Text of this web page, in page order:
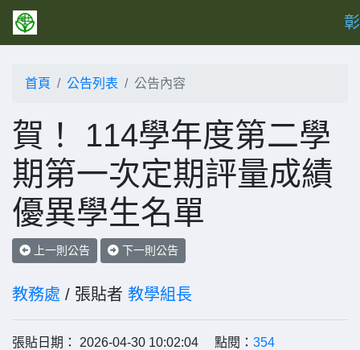
首頁 公告列表 公告內容
賀！ 114學年度第二學
期第一次定期評量成績
優異學生名單
上一則公告 下一則公告
教務處 / 張貼者 教學組長
張貼日期： 2026-04-30 10:02:04 點閱： 354